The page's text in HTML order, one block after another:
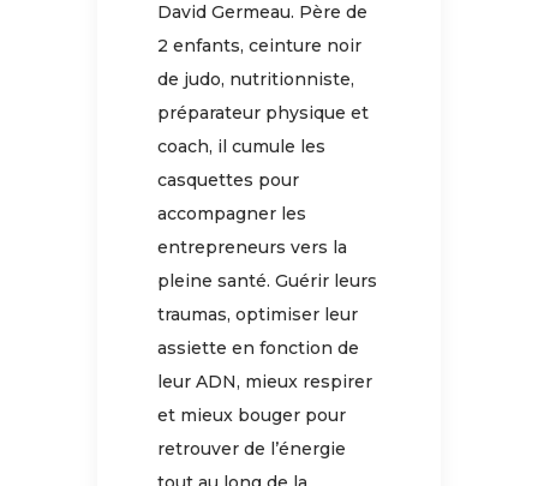
David Germeau. Père de
2 enfants, ceinture noir
de judo, nutritionniste,
préparateur physique et
coach, il cumule les
casquettes pour
accompagner les
entrepreneurs vers la
pleine santé. Guérir leurs
traumas, optimiser leur
assiette en fonction de
leur ADN, mieux respirer
et mieux bouger pour
retrouver de l’énergie